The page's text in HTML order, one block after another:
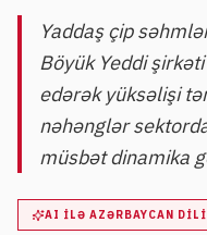
Yaddaş çip
Böyük Yeddi
edərək yüksəlişi
nəhənglər
müsbət dinamika
AI ILƏ AZƏRBAYCAN